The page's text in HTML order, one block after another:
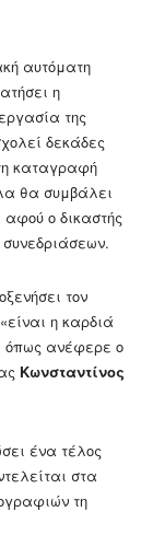
αυτόματη
η
της
δεκάδες
καταγραφή
θα συμβάλει
αφού ο δικαστής
τον
η καρδιά
όπως ανέφερε ο
Κωνσταντίνος
ένα τέλος
στα
τη